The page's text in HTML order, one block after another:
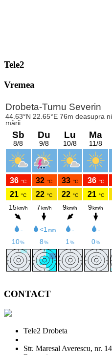
Tele2
Vremea
CONTACT
Tele2 Drobeta
Str. Maresal Averescu, nr.